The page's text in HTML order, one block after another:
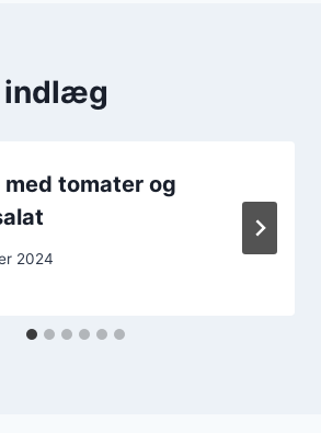
indlæg
tomater og
2024